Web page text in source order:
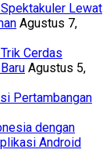
Lewat
Agustus 7,
Cerdas
Agustus 5,
Pertambangan
dengan
Android